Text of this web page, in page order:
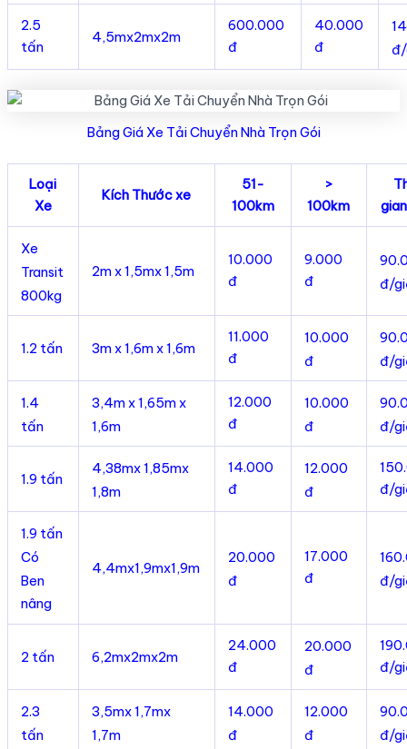
2.5
tấn
4,5mx2mx2m
600.000
đ
40.000
đ
Bảng Giá Xe Tải Chuyển Nhà Trọn Gói
Loại
Xe
Kích Thước xe
51-
100km
>
100km
Xe
Transit
800kg
2m x 1,5mx 1,5m
10.000
đ
9.000
đ
đ/
1.2 tấn 3m x 1,6m x 1,6m
11.000
đ
10.000
đ
đ/
1.4
tấn
3,4m x 1,65m x
1,6m
12.000
đ
10.000
đ
đ/
1.9 tấn
4,38mx 1,85mx
1,8m
14.000
đ
12.000
đ
đ/
1.9 tấn
Có
Ben
nâng
4,4mx1,9mx1,9m
20.000
đ
17.000
đ
đ/
2 tấn 6,2mx2mx2m
24.000
đ
20.000
đ
đ/
2.3
tấn
3,5mx 1,7mx
1,7m
14.000
đ
12.000
đ
đ/